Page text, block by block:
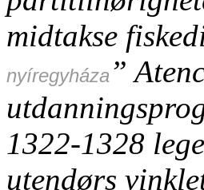
midtakse
nyíregyháza”
1322-1328
utendørs